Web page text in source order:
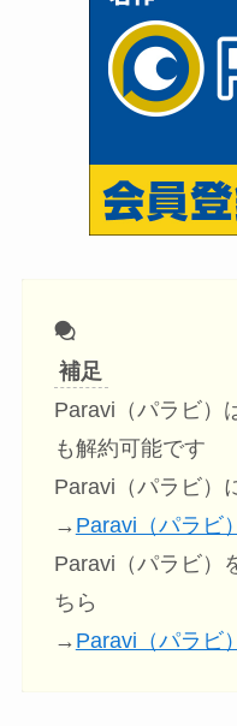
補足
Paravi（パラビ）
も解約可能です
Paravi（パラビ）
→ Paravi（パラビ
Paravi（パラビ）
ちら
→ Paravi（パラビ